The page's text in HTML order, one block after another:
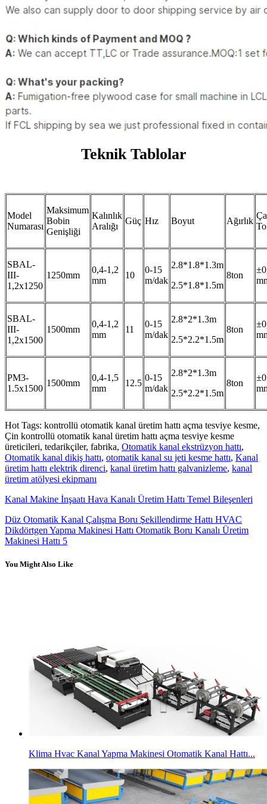
Teknik Tablolar
Model
Numarası
Maksimum
Bobin
Genişliği
Kalınlık
Aralığı
Güç Hız Boyut Ağırlık
SBAL-
III-
1,2x1250
1250mm
0,4-1,2
mm
10
0-15
m/dak
2.8*1.8*1.3m
2.5*1.8*1.5m
8ton
SBAL-
III-
1,2x1500
1500mm
0,4-1,2
mm
11
0-15
m/dak
2.8*2*1.3m
2.5*2.2*1.5m
8ton
PM3-
1.5x1500
1500mm
0,4-1,5
mm
12.5
0-15
m/dak
2.8*2*1.3m
2.5*2.2*1.5m
8ton
Hot Tags: kontrollü otomatik kanal üretim hattı açma tesviye kesme,
Çin kontrollü otomatik kanal üretim hattı açma tesviye kesme
üreticileri, tedarikçiler, fabrika, Otomatik kanal ekstrüzyon hattı,
Otomatik kanal dikiş hattı, otomatik kanal su jeti kesme hattı, Kanal
üretim hattı elektrik direnci, kanal üretim hattı galvanizleme, kanal
üretim atölyesi ekipmanı
Kanal Makine İnşaatı Hava Kanalı Üretim Hattı Temel Bileşenleri
Düz Otomatik Kanal Çalışma Boru Şekillendirme Hattı HVAC
Dikdörtgen Yapma Makinesi Hattı Otomatik Boru Kanalı Üretim
Makinesi Hattı 5
You Might Also Like
Klima Hvac Kanal Yapma Makinesi Otomatik Kanal Hattı...